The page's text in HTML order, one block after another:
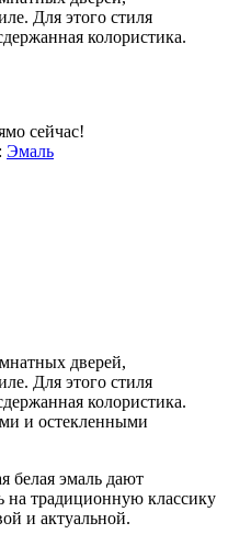
Для этого стиля
колористика.
сейчас!
Эмаль
дверей,
Для этого стиля
колористика.
и остекленными
белая эмаль дают
на традиционную классику
и актуальной.